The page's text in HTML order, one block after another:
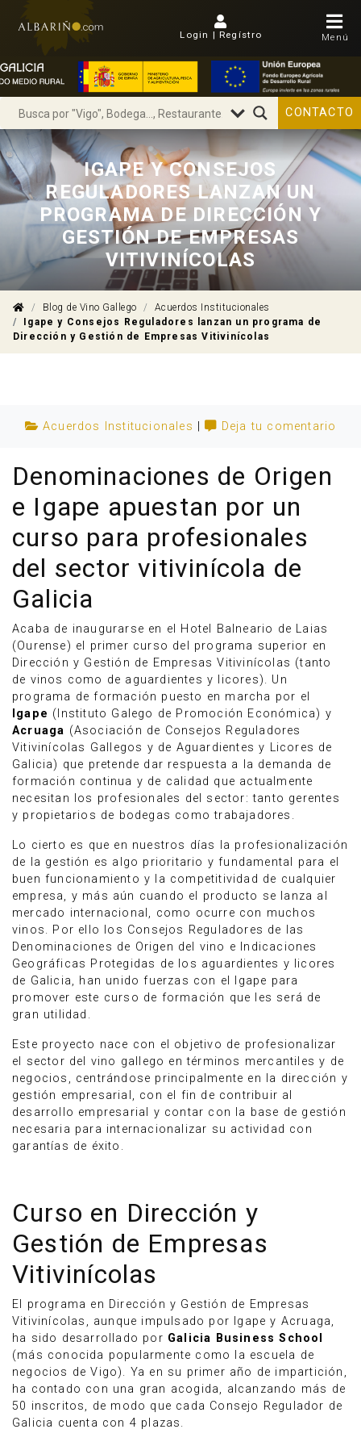
Login | Regístro Menú
CONTACTO
IGAPE Y CONSEJOS
REGULADORES LANZAN UN
PROGRAMA DE DIRECCIÓN Y
GESTIÓN DE EMPRESAS
VITIVINÍCOLAS
Blog de Vino Gallego
Acuerdos Institucionales
Igape y Consejos Reguladores lanzan un programa de
Dirección y Gestión de Empresas Vitivinícolas
Acuerdos Institucionales | Deja tu comentario
Denominaciones de Origen
e Igape apuestan por un
curso para profesionales
del sector vitivinícola de
Galicia
Acaba de inaugurarse en el Hotel Balneario de Laias
(Ourense) el primer curso del programa superior en
Dirección y Gestión de Empresas Vitivinícolas (tanto
de vinos como de aguardientes y licores). Un
programa de formación puesto en marcha por el
Igape (Instituto Galego de Promoción Económica) y
Acruaga (Asociación de Consejos Reguladores
Vitivinícolas Gallegos y de Aguardientes y Licores de
Galicia) que pretende dar respuesta a la demanda de
formación continua y de calidad que actualmente
necesitan los profesionales del sector: tanto gerentes
y propietarios de bodegas como trabajadores.
Lo cierto es que en nuestros días la profesionalización
de la gestión es algo prioritario y fundamental para el
buen funcionamiento y la competitividad de cualquier
empresa, y más aún cuando el producto se lanza al
mercado internacional, como ocurre con muchos
vinos. Por ello los Consejos Reguladores de las
Denominaciones de Origen del vino e Indicaciones
Geográficas Protegidas de los aguardientes y licores
de Galicia, han unido fuerzas con el Igape para
promover este curso de formación que les será de
gran utilidad.
Este proyecto nace con el objetivo de profesionalizar
el sector del vino gallego en términos mercantiles y de
negocios, centrándose principalmente en la dirección y
gestión empresarial, con el fin de contribuir al
desarrollo empresarial y contar con la base de gestión
necesaria para internacionalizar su actividad con
garantías de éxito.
Curso en Dirección y
Gestión de Empresas
Vitivinícolas
El programa en Dirección y Gestión de Empresas
Vitivinícolas, aunque impulsado por Igape y Acruaga,
ha sido desarrollado por Galicia Business School
(más conocida popularmente como la escuela de
negocios de Vigo). Ya en su primer año de impartición,
ha contado con una gran acogida, alcanzando más de
50 inscritos, de modo que cada Consejo Regulador de
Galicia cuenta con 4 plazas.